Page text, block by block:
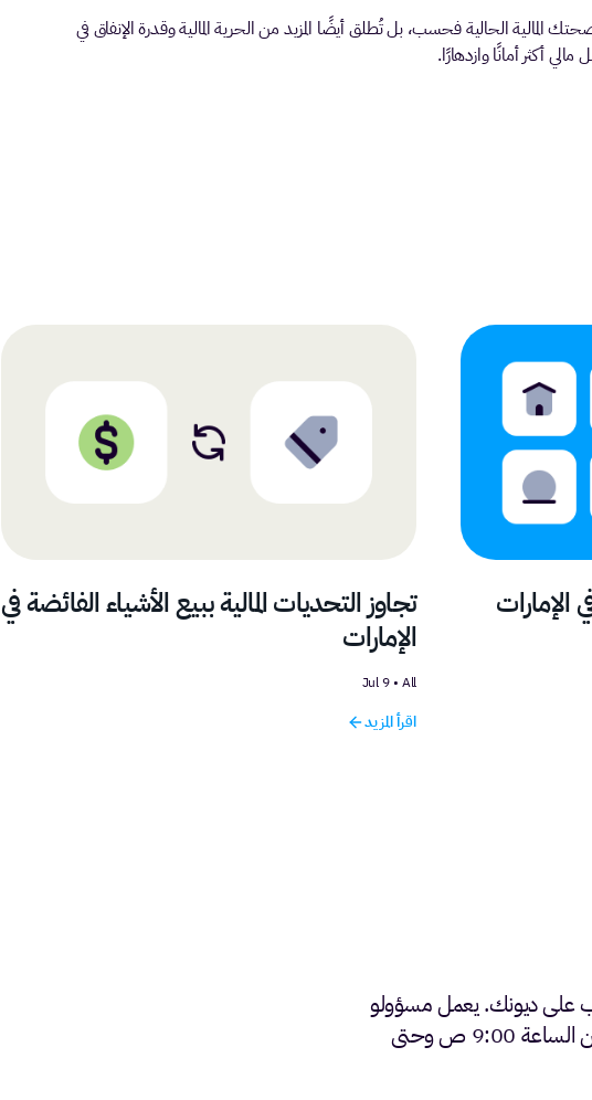
الحالية فحسب، بل تُطلق أيضًا المزيد من الحرية المالية وقدرة الإنفاق في
أكثر أمانًا وازدهارًا.
الإمارات
تجاوز التحديات المالية ببيع الأشياء الفائضة في
الإمارات
All
•
9 Jul
اقرأ المزيد
على ديونك. يعمل مسؤولو
السداد من يوم الاثنين إلى الجمعة من الساعة 9:00 ص وحتى